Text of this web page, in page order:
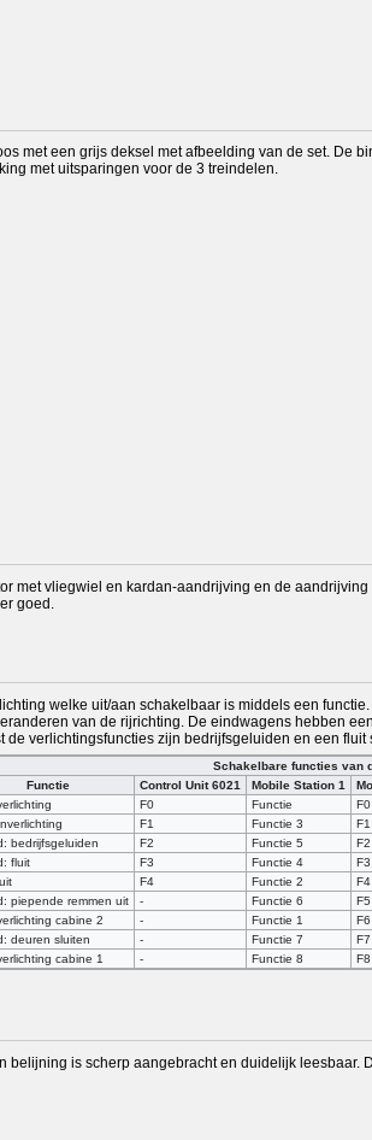
met een grijs deksel met afbeelding van de set. De
met uitsparingen voor de 3 treindelen.
met vliegwiel en kardan-aandrijving en de
goed.
welke uit/aan schakelbaar is middels een
van de rijrichting. De eindwagens hebben
verlichtingsfuncties zijn bedrijfsgeluiden en een fluit
Schakelbare functies van
Functie
Control Unit 6021 Mobile Station 1
F0 Functie F0
F1 Functie 3 F1
bedrijfsgeluiden
F2 Functie 5 F2
fluit
F3 Functie 4 F3
F4 Functie 2 F4
piepende remmen uit
- Functie 6 F5
cabine 2
- Functie 1 F6
deuren sluiten
- Functie 7 F7
cabine 1
- Functie 8 F8
belijning is scherp aangebracht en duidelijk leesbaar.